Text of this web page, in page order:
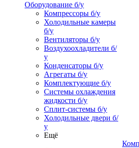
Оборудование б/у
Компрессоры б/у
Холодильные камеры
б/у
Вентиляторы б/у
Воздухоохладители б/
у
Конденсаторы б/у
Агрегаты б/у
Комплектующие б/у
Системы охлаждения
жидкости б/у
Сплит-системы б/у
Холодильные двери б/
у
Ещё